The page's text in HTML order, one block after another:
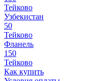
Тейково
Узбекистан
50
Тейково
Фланель
150
Тейково
Как купить